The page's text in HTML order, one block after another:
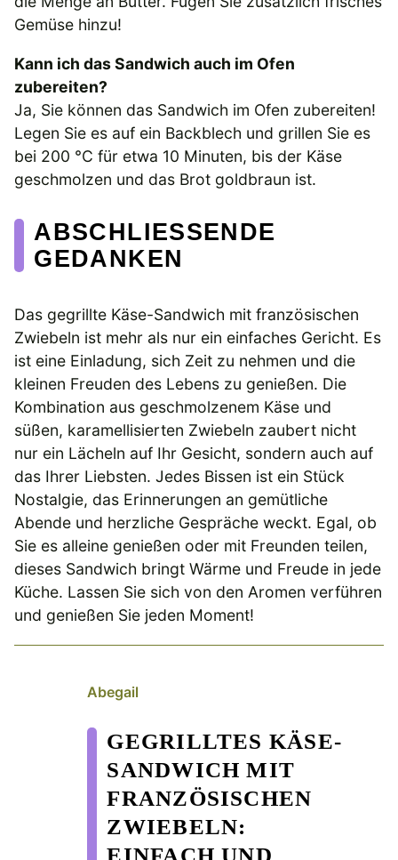
Gemüse hinzu!
Kann ich das Sandwich auch im Ofen
zubereiten?
Ja, Sie können das Sandwich im Ofen zubereiten!
Legen Sie es auf ein Backblech und grillen Sie es
bei 200 °C für etwa 10 Minuten, bis der Käse
geschmolzen und das Brot goldbraun ist.
ABSCHLIESSENDE G
EDANKEN
Das gegrillte Käse-Sandwich mit französischen
Zwiebeln ist mehr als nur ein einfaches Gericht. Es
ist eine Einladung, sich Zeit zu nehmen und die
kleinen Freuden des Lebens zu genießen. Die
Kombination aus geschmolzenem Käse und
süßen, karamellisierten Zwiebeln zaubert nicht
nur ein Lächeln auf Ihr Gesicht, sondern auch auf
das Ihrer Liebsten. Jedes Bissen ist ein Stück
Nostalgie, das Erinnerungen an gemütliche
Abende und herzliche Gespräche weckt. Egal, ob
Sie es alleine genießen oder mit Freunden teilen,
dieses Sandwich bringt Wärme und Freude in jede
Küche. Lassen Sie sich von den Aromen verführen
und genießen Sie jeden Moment!
Abegail
GEGRILLTES KÄSE-
SANDWICH MIT
FRANZÖSISCHEN
ZWIEBELN:
EINFACH UND